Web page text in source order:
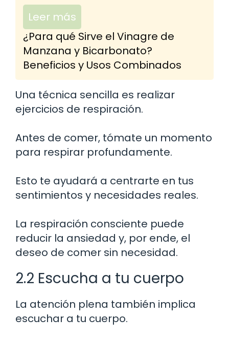
Leer más
¿Para qué Sirve el Vinagre de
Manzana y Bicarbonato?
Beneficios y Usos Combinados
Una técnica sencilla es realizar
ejercicios de respiración.
Antes de comer, tómate un momento
para respirar profundamente.
Esto te ayudará a centrarte en tus
sentimientos y necesidades reales.
La respiración consciente puede
reducir la ansiedad y, por ende, el
deseo de comer sin necesidad.
2.2 Escucha a tu cuerpo
La atención plena también implica
escuchar a tu cuerpo.